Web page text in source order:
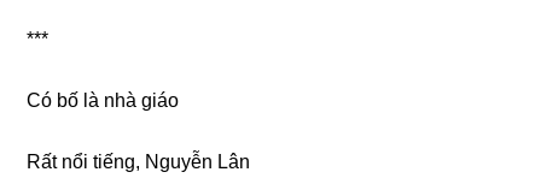
***
Có bố là nhà ɡiáo
Rất nổi tiếng, Nguyễn Lân